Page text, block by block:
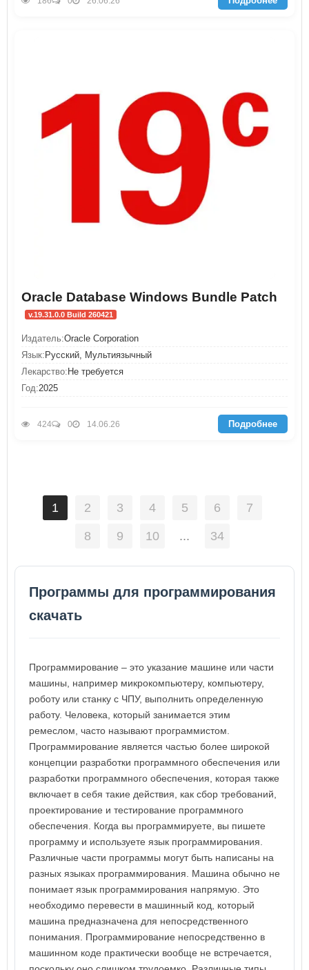
Oracle Database Windows Bundle Patch
v.19.31.0.0 Build 260421
Издатель:Oracle Corporation
Язык: Русский, Мультиязычный
Лекарство: Не требуется
Год:2025
424 0 14.06.26 Подробнее
1 2 3 4 5 6 7
8 9 10 ... 34
Программы для программирования
скачать
Программирование – это указание машине или части
машины, например микрокомпьютеру, компьютеру,
роботу или станку с ЧПУ, выполнить определенную
работу. Человека, который занимается этим
ремеслом, часто называют программистом.
Программирование является частью более широкой
концепции разработки программного обеспечения или
разработки программного обеспечения, которая также
включает в себя такие действия, как сбор требований,
проектирование и тестирование программного
обеспечения. Когда вы программируете, вы пишете
программу и используете язык программирования.
Различные части программы могут быть написаны на
разных языках программирования. Машина обычно не
понимает язык программирования напрямую. Это
необходимо перевести в машинный код, который
машина предназначена для непосредственного
понимания. Программирование непосредственно в
машинном коде практически вообще не встречается,